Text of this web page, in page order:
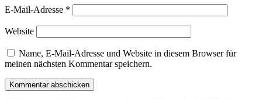
E-Mail-Adresse *
Website
Name, E-Mail-Adresse und Website in diesem Browser für
meinen nächsten Kommentar speichern.